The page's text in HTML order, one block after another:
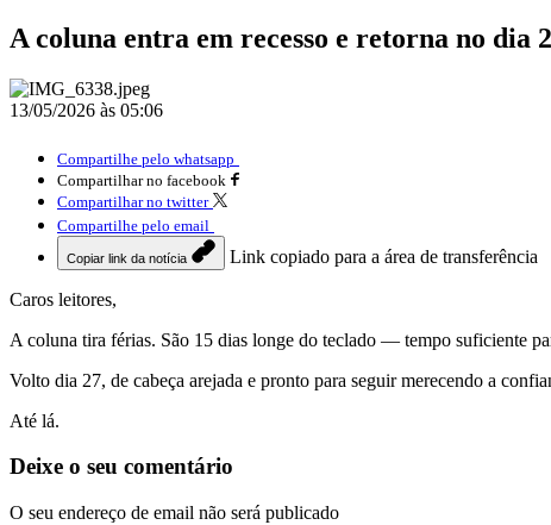
A coluna entra em recesso e retorna no dia
13/05/2026 às 05:06
Compartilhe pelo whatsapp
Compartilhar no facebook
Compartilhar no twitter
Compartilhe pelo email
Copiar link da notícia Link copiado para a área de transferência
Caros leitores,
A coluna tira férias. São 15 dias longe do teclado — tempo suficiente
Volto dia 27, de cabeça arejada e pronto para seguir merecendo a
Até lá.
Deixe o seu comentário
O seu endereço de email não será publicado